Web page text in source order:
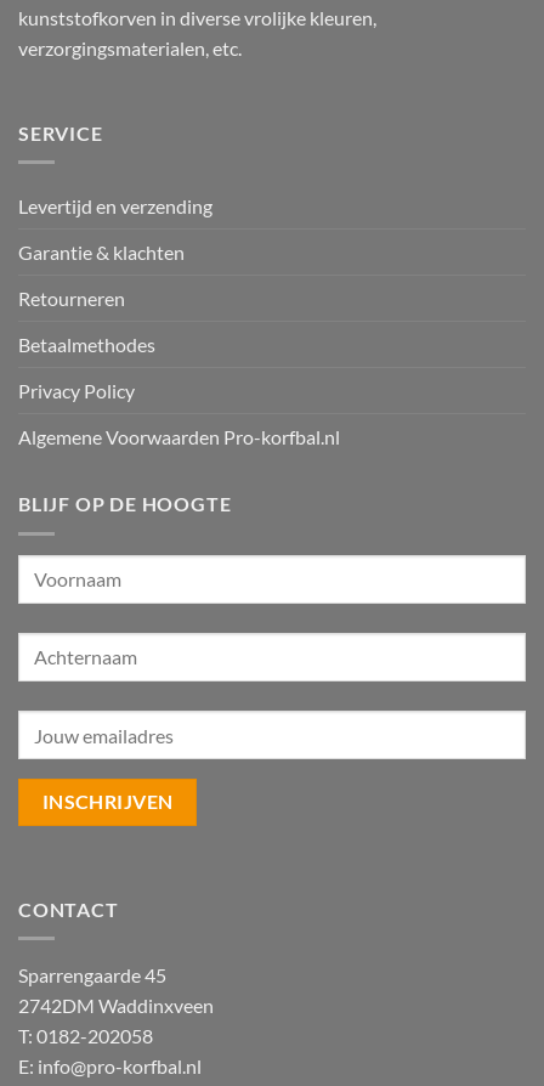
kunststofkorven in diverse vrolijke kleuren,
verzorgingsmaterialen, etc.
SERVICE
Levertijd en verzending
Garantie & klachten
Retourneren
Betaalmethodes
Privacy Policy
Algemene Voorwaarden Pro-korfbal.nl
BLIJF OP DE HOOGTE
CONTACT
Sparrengaarde 45
2742DM Waddinxveen
T: 0182-202058
E: info@pro-korfbal.nl